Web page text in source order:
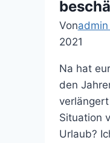
Von
2021
Na hat
den
Situation
Urlaub?